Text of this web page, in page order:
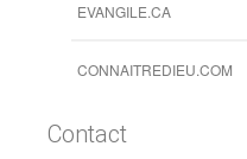
EVANGILE.CA
CONNAITREDIEU.COM
Contact